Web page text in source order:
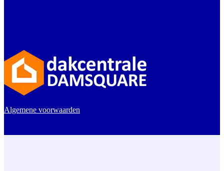
Algemene voorwaarden